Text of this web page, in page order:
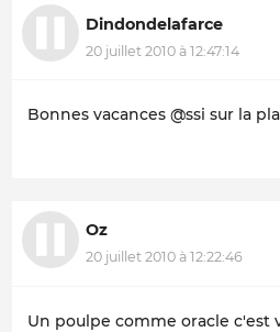
Dindondelafarce
20 juillet 2010 à 12:47:14
Bonnes vacances @ssi sur la
Oz
20 juillet 2010 à 12:22:46
Un poulpe comme oracle c'est